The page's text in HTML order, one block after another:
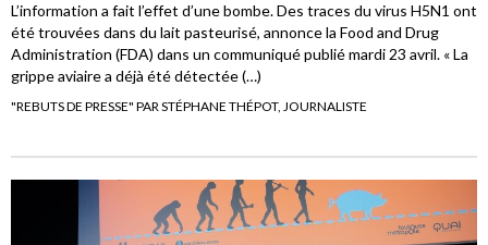
L’information a fait l’effet d’une bombe. Des traces du virus H5N1 ont
été trouvées dans du lait pasteurisé, annonce la Food and Drug
Administration (FDA) dans un communiqué publié mardi 23 avril. « La
grippe aviaire a déjà été détectée (…)
"REBUTS DE PRESSE" PAR STÉPHANE THÉPOT, JOURNALISTE